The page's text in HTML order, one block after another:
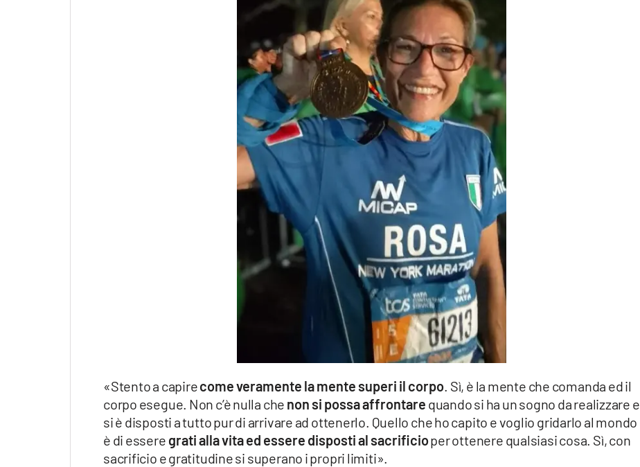
«Stento a capirecome veramente la mente superi il corpo . Sì, è la mente che comanda ed il
corpo esegue. Non c’è nulla che non si possa affrontare quando si ha un sogno da realizzare e
si è disposti a tutto pur di arrivare ad ottenerlo. Quello che ho capito e voglio gridarlo al mondo
è di essere grati alla vita ed essere disposti al sacrificioper ottenere qualsiasi cosa. Sì, con
sacrificio e gratitudine si superano i propri limiti».